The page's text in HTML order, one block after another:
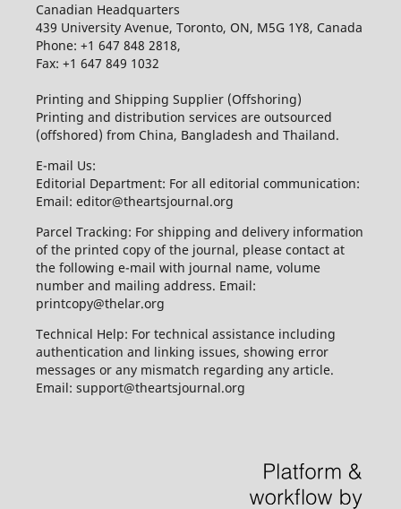
Canadian Headquarters
439 University Avenue, Toronto, ON, M5G 1Y8, Canada
Phone: +1 647 848 2818,
Fax: +1 647 849 1032
Printing and Shipping Supplier (Offshoring)
Printing and distribution services are outsourced
(offshored) from China, Bangladesh and Thailand.
E-mail Us:
Editorial Department: For all editorial communication:
Email: editor@theartsjournal.org
Parcel Tracking: For shipping and delivery information
of the printed copy of the journal, please contact at
the following e-mail with journal name, volume
number and mailing address. Email:
printcopy@thelar.org
Technical Help: For technical assistance including
authentication and linking issues, showing error
messages or any mismatch regarding any article.
Email: support@theartsjournal.org